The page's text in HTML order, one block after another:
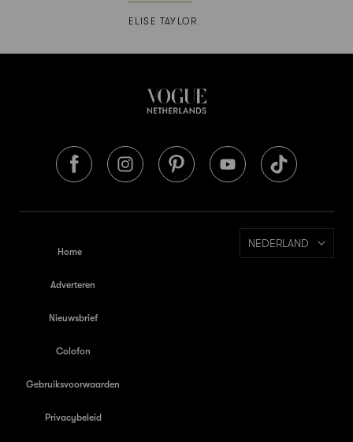
ELISE TAYLOR
Home
Adverteren
Nieuwsbrief
Colofon
Gebruiksvoorwaarden
Privacybeleid
NEDERLAND